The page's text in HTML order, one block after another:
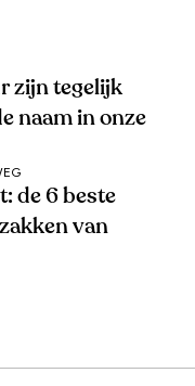
zijn tegelijk
naam in onze
de 6 beste
van